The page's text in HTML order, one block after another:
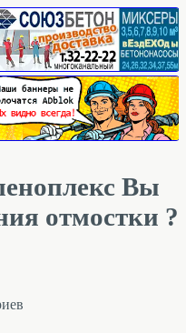
Вы
отмостки ?